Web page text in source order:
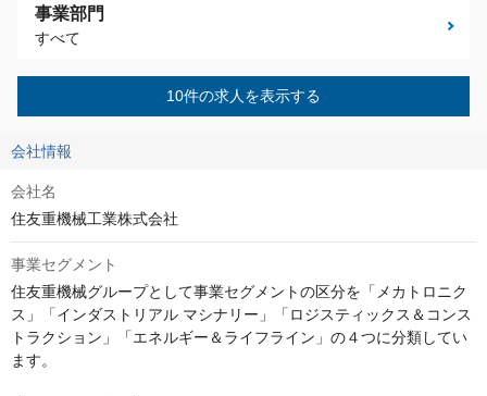
事業部門
すべて
10件の求人を表示する
会社情報
会社名
住友重機械工業株式会社
事業セグメント
住友重機械グループとして事業セグメントの区分を「メカトロニク
ス」「インダストリアル マシナリー」「ロジスティックス＆コンス
トラクション」「エネルギー＆ライフライン」の４つに分類してい
ます。